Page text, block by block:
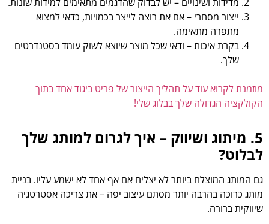
מדידות ושינויים – יש לבדוק שהדגמים מתאימים למידות שונות.
ייצור מסחרי – אם את רוצה לייצר בכמויות, כדאי למצוא
מתפרה מתאימה.
בקרת איכות – ודאי שכל מוצר שיוצא לשוק עומד בסטנדרטים
שלך.
מוזמנת לקרוא עוד על תהליך הייצור של פריט ביגוד אחד בתוך
הקולקציה הגדולה שלך בבלוג שלי!
5. מיתוג ושיווק – איך לגרום למותג שלך
לבלוט?
גם המותג המוצלח ביותר לא יצליח אם אף אחד לא ישמע עליו. בניית
מותג כרוכה בהרבה יותר מסתם עיצוב יפה – את צריכה אסטרטגיה
שיווקית ברורה.